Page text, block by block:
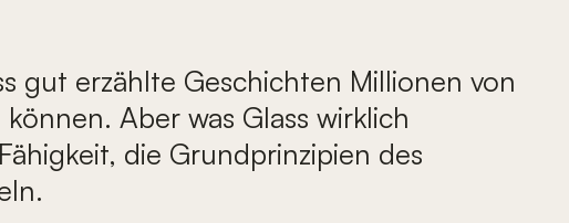
gut erzählte Geschichten Millionen von
Aber was Glass wirklich
die Grundprinzipien des